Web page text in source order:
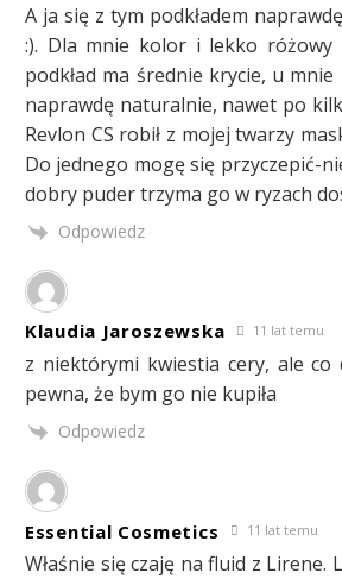
A ja się z tym podkładem
:). Dla mnie kolor i lekko różowy
podkład ma średnie krycie, u
naprawdę naturalnie, nawet po
Revlon CS robił z mojej twarzy
Do jednego mogę się przyczepić-
dobry puder trzyma go w ryzach
Odpowiedz
Klaudia Jaroszewska 11 lat temu
z niektórymi kwiestia cery, ale
pewna, że bym go nie kupiła
Odpowiedz
Essential Cosmetics 11 lat temu
Właśnie się czaję na fluid z Lirene.